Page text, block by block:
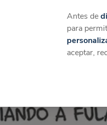
Antes de
para
aceptar,